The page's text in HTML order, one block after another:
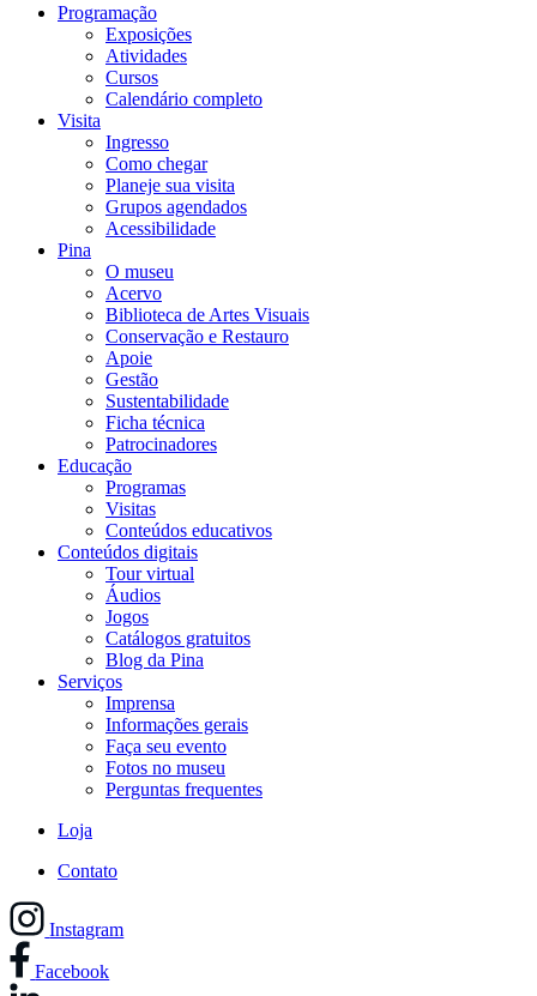
Programação
Exposições
Atividades
Cursos
Calendário completo
Visita
Ingresso
Como chegar
Planeje sua visita
Grupos agendados
Acessibilidade
Pina
O museu
Acervo
Biblioteca de Artes Visuais
Conservação e Restauro
Apoie
Gestão
Sustentabilidade
Ficha técnica
Patrocinadores
Educação
Programas
Visitas
Conteúdos educativos​
Conteúdos digitais
Tour virtual
Áudios
Jogos
Catálogos gratuitos
Blog da Pina
Serviços
Imprensa
Informações gerais
Faça seu evento
Fotos no museu
Perguntas frequentes
Loja
Contato
Instagram
Facebook